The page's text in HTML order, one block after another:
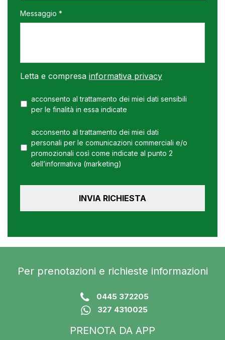
Messaggio *
Letta e compresa informativa privacy
acconsento al trattamento dei miei dati sensibili
per le finalità in essa indicate
acconsento al trattamento dei miei dati
personali per le comunicazioni commerciali e/o
promozionali così come indicate al punto 2
dell’informativa (marketing)
Per prenotazioni e richieste informazioni
0445 372205
327 4310025
PRENOTA DA APP